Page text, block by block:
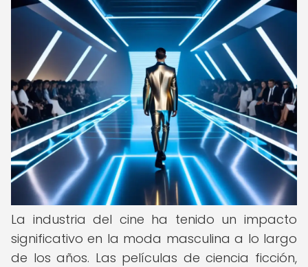
La industria del cine ha tenido un impacto
significativo en la moda masculina a lo largo
de los años. Las películas de ciencia ficción,